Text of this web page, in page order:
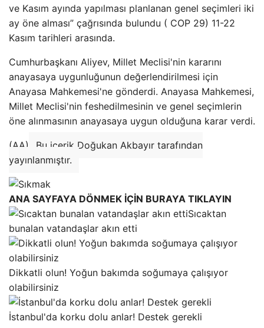
ve Kasım ayında yapılması planlanan genel seçimleri iki
ay öne alması” çağrısında bulundu ( COP 29) 11-22
Kasım tarihleri ​​arasında.
Cumhurbaşkanı Aliyev, Millet Meclisi'nin kararını
anayasaya uygunluğunun değerlendirilmesi için
Anayasa Mahkemesi'ne gönderdi. Anayasa Mahkemesi,
Millet Meclisi'nin feshedilmesinin ve genel seçimlerin
öne alınmasının anayasaya uygun olduğuna karar verdi.
(AA)
Bu içerik Doğukan Akbayır tarafından
yayınlanmıştır.
ANA SAYFAYA DÖNMEK İÇİN BURAYA TIKLAYIN
Sıcaktan
bunalan vatandaşlar akın etti
Dikkatli olun! Yoğun bakımda soğumaya çalışıyor
olabilirsiniz
İstanbul'da korku dolu anlar! Destek gerekli